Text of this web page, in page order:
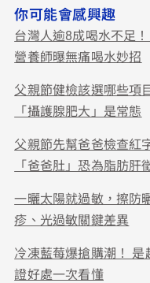
你可能會感興趣
台灣人逾8成喝水不足
營養師曝無痛喝水妙招
父親節健檢該選哪些項
「攝護腺肥大」是常態
父親節先幫爸爸檢查紅
「爸爸肚」恐為脂肪肝
一曬太陽就過敏，擦防
疹、光過敏關鍵差異
冷凍藍莓爆搶購潮！
證好處一次看懂